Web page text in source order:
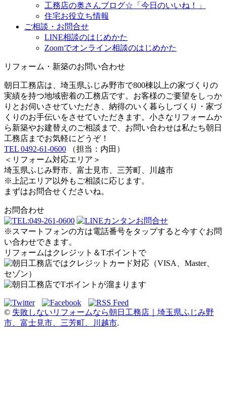
工務店の奥さんブログ☆「今日のいいね！」
住宅お役立ち情報
ご相談・お問合せ
LINE相談のはじめかた
Zoomでオンライン相談のはじめかた
リフォーム・新築のお問い合わせ
朝日工務店は、埼玉県ふじみ野市で800棟以上の家づくりの
実績を持つ地域密着の工務店です。お客様のご要望をしっか
りとお伺いさせていただき、納得のいく暮らしづくり・家づ
くりのお手伝いをさせていただきます。小さなリフォームか
ら新築やお建替えのご相談まで、お問い合わせは私たち朝日
工務店までお気軽にどうぞ！
TEL 0492-61-0600 （担当：内田）
＜リフォーム対応エリア＞
埼玉県ふじみ野市、富士見市、三芳町、川越市
※上記エリア以外もご相談に応じます。
まずはお問合せくださいね。
お問合わせ
※スマートフォンの方は電話番号をタップすると今すぐお問
い合わせできます。
リフォームはクレジット＆Tポイントで
© 失敗しないリフォームなら朝日工務店｜埼玉県ふじみ野
市、富士見市、三芳町、川越市.